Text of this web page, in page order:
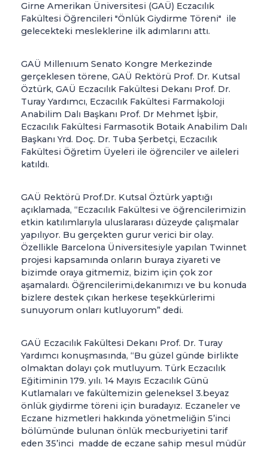
Girne Amerikan Üniversitesi (GAÜ) Eczacılık
Fakültesi Öğrencileri "Önlük Giydirme Töreni" ile
gelecekteki mesleklerine ilk adımlarını attı.
GAÜ Millenıum Senato Kongre Merkezinde
gerçeklesen törene, GAÜ Rektörü Prof. Dr. Kutsal
Öztürk, GAÜ Eczacılık Fakültesi Dekanı Prof. Dr.
Turay Yardımcı, Eczacılık Fakültesi Farmakoloji
Anabilim Dalı Başkanı Prof. Dr Mehmet İşbir,
Eczacılık Fakültesi Farmasotik Botaik Anabilim Dalı
Başkanı Yrd. Doç. Dr. Tuba Şerbetçi, Eczacılık
Fakültesi Öğretim Üyeleri ile öğrenciler ve aileleri
katıldı.
GAÜ Rektörü Prof.Dr. Kutsal Öztürk yaptığı
açıklamada, “Eczacılık Fakültesi ve öğrencilerimizin
etkin katılımlarıyla uluslararası düzeyde çalışmalar
yapılıyor. Bu gerçekten gurur verici bir olay.
Özellikle Barcelona Üniversitesiyle yapılan Twinnet
projesi kapsamında onların buraya ziyareti ve
bizimde oraya gitmemiz, bizim için çok zor
aşamalardı. Öğrencilerimi,dekanımızı ve bu konuda
bizlere destek çıkan herkese teşekkürlerimi
sunuyorum onları kutluyorum” dedi.
GAÜ Eczacılık Fakültesi Dekanı Prof. Dr. Turay
Yardımcı konuşmasında, “Bu güzel günde birlikte
olmaktan dolayı çok mutluyum. Türk Eczacılık
Eğitiminin 179. yılı. 14 Mayıs Eczacılık Günü
Kutlamaları ve fakültemizin geleneksel 3.beyaz
önlük giydirme töreni için buradayız. Eczaneler ve
Eczane hizmetleri hakkında yönetmeliğin 5’inci
bölümünde bulunan önlük mecburiyetini tarif
eden 35’inci madde de eczane sahip mesul müdür